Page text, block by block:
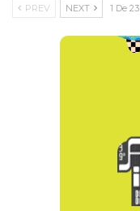
PREV NEXT 1 De 23